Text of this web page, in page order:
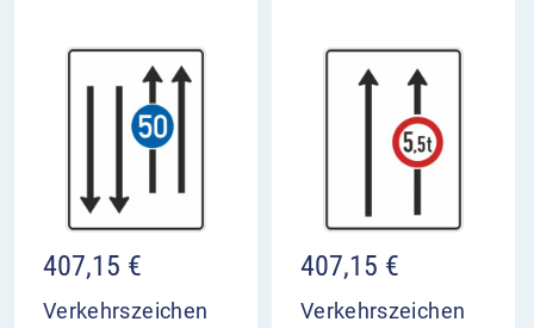
407,15 €
Verkehrszeichen
407,15 €
Verkehrszeichen